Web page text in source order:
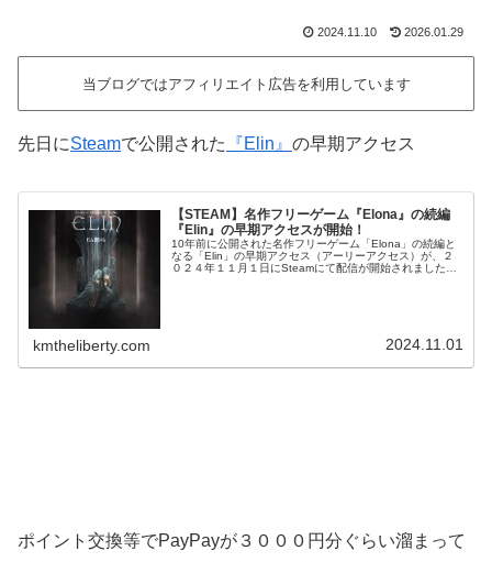
2024.11.10 2026.01.29
当ブログではアフィリエイト広告を利用しています
先日にSteamで公開された 『Elin』 の早期アクセス
【STEAM】名作フリーゲーム『Elona』の続編
『Elin』の早期アクセスが開始！
10年前に公開された名作フリーゲーム「Elona」の続編と
なる「Elin」の早期アクセス（アーリーアクセス）が、２
０２４年１１月１日にSteamにて配信が開始されました。
kmtheliberty.com 2024.11.01
ポイント交換等でPayPayが３０００円分ぐらい溜まって